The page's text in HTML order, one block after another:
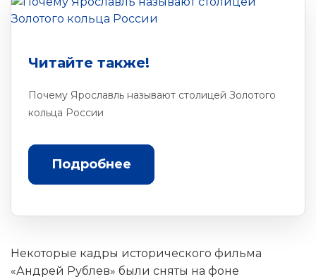
Читайте также!
Почему Ярославль называют столицей Золотого
кольца России
Подробнее
Некоторые кадры исторического фильма
«Андрей Рублев» были сняты на фоне